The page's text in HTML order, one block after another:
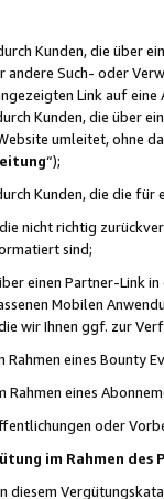
Kunden, die über
andere Such- oder
Link auf
Kunden, die über
umleitet, ohne
“);
Kunden, die die für
nicht richtig
sind;
einen Partner-Link
Mobilen
wir Ihnen ggf. zur
Rahmen eines Bounty
Rahmen eines
oder
im Rahmen des
diesem